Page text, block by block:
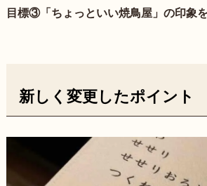
目標③「ちょっといい焼鳥屋」の印象を
新しく変更したポイント